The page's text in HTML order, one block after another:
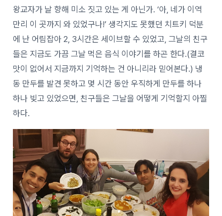
왕교자가 날 향해 미소 짓고 있는 게 아닌가. ‘아, 네가 이역
만리 이 곳까지 와 있었구나!’ 생각지도 못했던 치트키 덕분
에 난 어림잡아 2, 3시간은 세이브할 수 있었고, 그날의 친구
들은 지금도 가끔 그날 먹은 음식 이야기를 하곤 한다.(결코
맛이 없어서 지금까지 기억하는 건 아니리라 믿어본다.) 냉
동 만두를 발견 못하고 몇 시간 동안 우직하게 만두를 하나
하나 빚고 있었으면, 친구들은 그날을 어떻게 기억할지 아찔
하다.